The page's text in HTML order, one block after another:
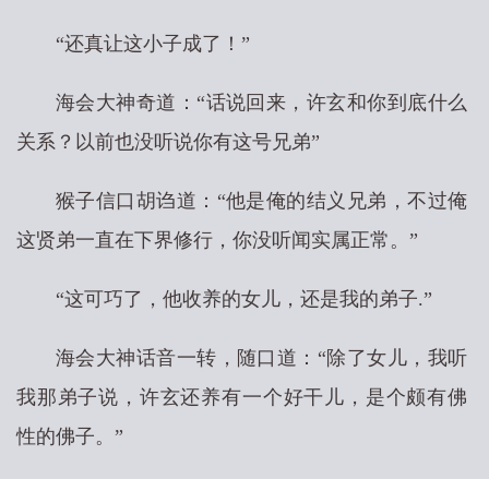
“还真让这小子成了！”
海会大神奇道：“话说回来，许玄和你到底什么
关系？以前也没听说你有这号兄弟”
猴子信口胡诌道：“他是俺的结义兄弟，不过俺
这贤弟一直在下界修行，你没听闻实属正常。”
“这可巧了，他收养的女儿，还是我的弟子.”
海会大神话音一转，随口道：“除了女儿，我听
我那弟子说，许玄还养有一个好干儿，是个颇有佛
性的佛子。”